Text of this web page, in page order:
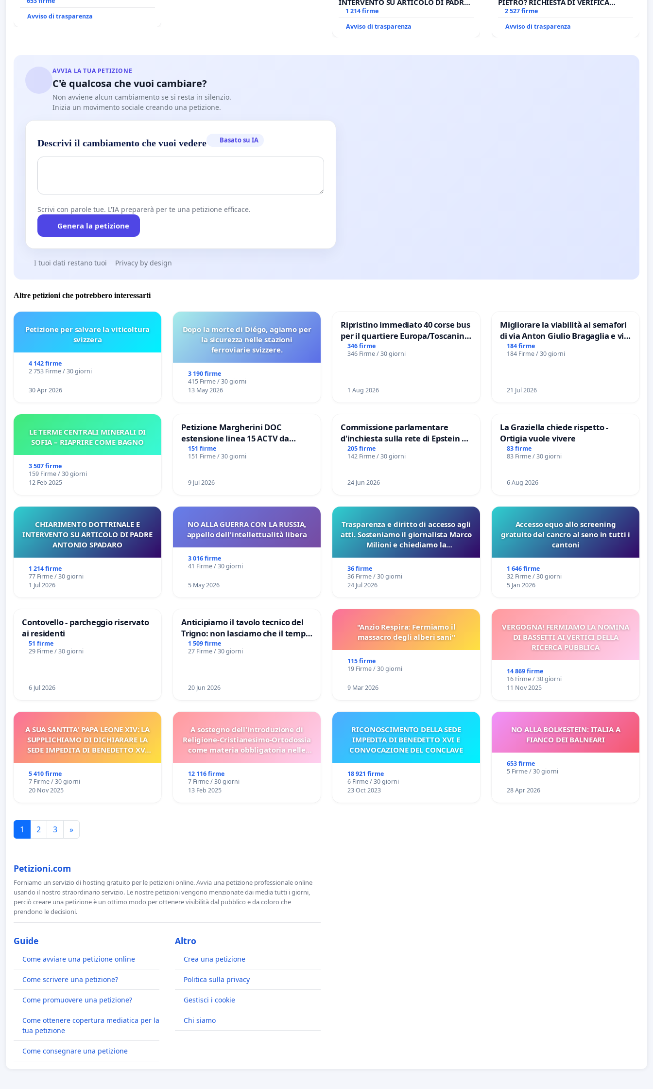
Avviso di trasparenza
INTERVENTO SU ARTICOLO DI PADRE
ANTONIO SPADARO
1 214 firme
Avviso di trasparenza
PIETRO? RICHIESTA DI VERIFICA
CANONICA SULLA GESTIONE DEL
CARD. GAMBETTI
2 527 firme
Avviso di trasparenza
AVVIA LA TUA PETIZIONE
C'è qualcosa che vuoi cambiare?
Non avviene alcun cambiamento se si resta in silenzio.
Inizia un movimento sociale creando una petizione.
Descrivi il cambiamento che vuoi vedere Basato su IA
Scrivi con parole tue. L'IA preparerà per te una petizione efficace.
Genera la petizione
I tuoi dati restano tuoi Privacy by design
Altre petizioni che potrebbero interessarti
Petizione per salvare la viticoltura
svizzera
4 142 firme
2 753 Firme / 30 giorni
30 Apr 2026
Dopo la morte di Diégo, agiamo per
la sicurezza nelle stazioni
ferroviarie svizzere.
3 190 firme
415 Firme / 30 giorni
13 May 2026
Ripristino immediato 40 corse bus
per il quartiere Europa/Toscanini
di Aprilia
346 firme
346 Firme / 30 giorni
1 Aug 2026
Migliorare la viabilità ai semafori
di via Anton Giulio Bragaglia e via
Tieri XV MUNICIPIO DI ROMA
184 firme
184 Firme / 30 giorni
21 Jul 2026
LE TERME CENTRALI MINERALI DI
SOFIA – RIAPRIRE COME BAGNO
3 507 firme
159 Firme / 30 giorni
12 Feb 2025
Petizione Margherini DOC
estensione linea 15 ACTV da
Marghera P.zza S. Antonio
all'aeroporto Marco Polo tariffa a
151 firme
151 Firme / 30 giorni
9 Jul 2026
Commissione parlamentare
d'inchiesta sulla rete di Epstein e
del Mossad: verità sugli Epstein
Files
205 firme
142 Firme / 30 giorni
24 Jun 2026
La Graziella chiede rispetto -
Ortigia vuole vivere
83 firme
83 Firme / 30 giorni
6 Aug 2026
CHIARIMENTO DOTTRINALE E
INTERVENTO SU ARTICOLO DI PADRE
ANTONIO SPADARO
1 214 firme
77 Firme / 30 giorni
1 Jul 2026
NO ALLA GUERRA CON LA RUSSIA,
appello dell'intellettualità libera
3 016 firme
41 Firme / 30 giorni
5 May 2026
Trasparenza e diritto di accesso agli
atti. Sosteniamo il giornalista Marco
Milioni e chiediamo la
sulla Pedemontana Veneta
36 firme
36 Firme / 30 giorni
24 Jul 2026
Accesso equo allo screening
gratuito del cancro al seno in tutti i
cantoni
1 646 firme
32 Firme / 30 giorni
5 Jan 2026
Contovello - parcheggio riservato
ai residenti
51 firme
29 Firme / 30 giorni
6 Jul 2026
Anticipiamo il tavolo tecnico del
Trigno: non lasciamo che il tempo
rallenti le ricerche di Domenico
Racanati
1 509 firme
27 Firme / 30 giorni
20 Jun 2026
"Anzio Respira: Fermiamo il
massacro degli alberi sani"
115 firme
19 Firme / 30 giorni
9 Mar 2026
VERGOGNA! FERMIAMO LA NOMINA
DI BASSETTI AI VERTICI DELLA
RICERCA PUBBLICA
14 869 firme
16 Firme / 30 giorni
11 Nov 2025
A SUA SANTITA' PAPA LEONE XIV: LA
SUPPLICHIAMO DI DICHIARARE LA
SEDE IMPEDITA DI BENEDETTO XVI
5 410 firme
7 Firme / 30 giorni
20 Nov 2025
A sostegno dell'introduzione di
Religione-Cristianesimo-Ortodossia
come materia obbligatoria nelle
12 116 firme
7 Firme / 30 giorni
13 Feb 2025
RICONOSCIMENTO DELLA SEDE
IMPEDITA DI BENEDETTO XVI E
CONVOCAZIONE DEL CONCLAVE
18 921 firme
6 Firme / 30 giorni
23 Oct 2023
NO ALLA BOLKESTEIN: ITALIA A
FIANCO DEI BALNEARI
653 firme
5 Firme / 30 giorni
28 Apr 2026
1 2 3 »
Petizioni.com
Forniamo un servizio di hosting gratuito per le petizioni online. Avvia una petizione professionale online
usando il nostro straordinario servizio. Le nostre petizioni vengono menzionate dai media tutti i giorni,
perciò creare una petizione è un ottimo modo per ottenere visibilità dal pubblico e da coloro che
prendono le decisioni.
Guide
Come avviare una petizione online
Come scrivere una petizione?
Come promuovere una petizione?
Come ottenere copertura mediatica per la
tua petizione
Come consegnare una petizione
Altro
Crea una petizione
Politica sulla privacy
Gestisci i cookie
Chi siamo